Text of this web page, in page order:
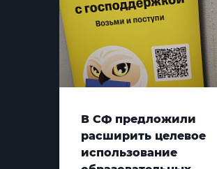
В СФ предложили
расширить целевое
использование